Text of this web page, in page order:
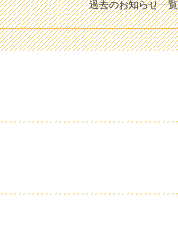
過去のお知らせ一覧